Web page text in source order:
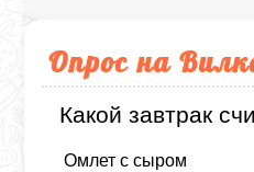
Опрос на
Какой завтрак
Омлет с сыром